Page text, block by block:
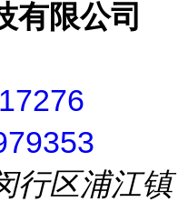
有限公司
行区浦江镇